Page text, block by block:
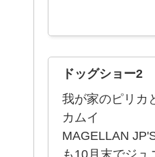
ドッグショー2
我が家のピリカ
カムイ
MAGELLAN
も10月末でジ